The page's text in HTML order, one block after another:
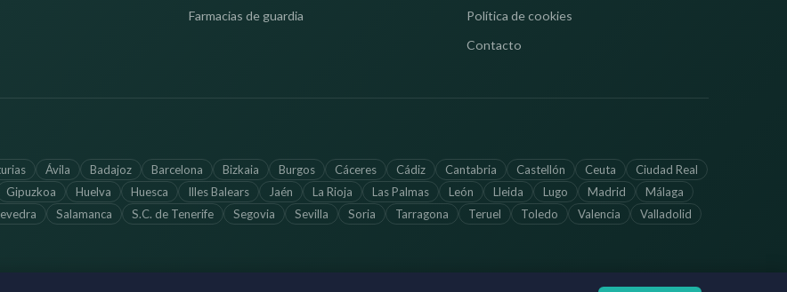
Farmacias de guardia
Política de cookies
Contacto
Ávila Badajoz Barcelona Bizkaia Burgos Cáceres Cádiz Cantabria Castellón Ceuta
Ciudad Real
Gipuzkoa Huelva Huesca Illes Balears Jaén La Rioja Las Palmas León Lleida Lugo Madrid
Málaga
Salamanca S.C. de Tenerife Segovia Sevilla Soria Tarragona Teruel Toledo Valencia
Valladolid